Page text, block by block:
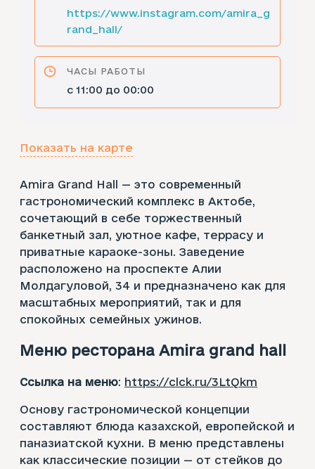
Amira Grand Hall — это современный
гастрономический комплекс в Актобе,
сочетающий в себе торжественный
банкетный зал, уютное кафе, террасу и
приватные караоке-зоны. Заведение
расположено на проспекте Алии
Молдагуловой, 34 и предназначено как для
масштабных мероприятий, так и для
спокойных семейных ужинов.
Меню ресторана Amira grand hall
Ссылка на меню: https://clck.ru/3LtQkm
Основу гастрономической концепции
составляют блюда казахской, европейской и
паназиатской кухни. В меню представлены
как классические позиции — от стейков до
https://www.instagram.com/amira_g
rand_hall/
ЧАСЫ РАБОТЫ
с 11:00 до 00:00
Показать на карте